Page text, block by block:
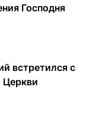
Господня
встретился с
Церкви